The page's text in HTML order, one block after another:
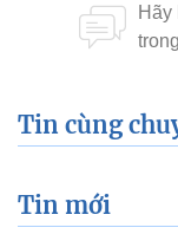
Tin cùng
Tin mới